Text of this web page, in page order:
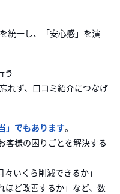
一し、「安心感」を演
う
ず、口コミ紹介につなげ
」でもあります。
客様の困りごとを解決する
いくら削減できるか」
ほど改善するか」など、数